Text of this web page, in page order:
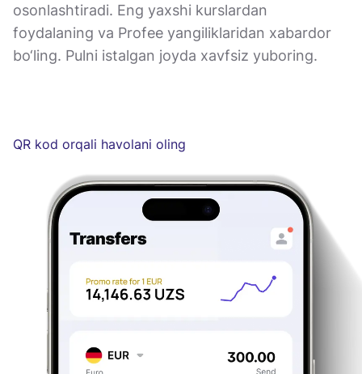
osonlashtiradi. Eng yaxshi kurslardan
foydalaning va Profee yangiliklaridan xabardor
bo‘ling. Pulni istalgan joyda xavfsiz yuboring.
QR kod orqali havolani oling